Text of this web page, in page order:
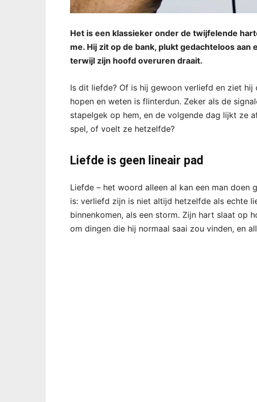
Het is een klassieker onder de twijfelende
me. Hij zit op de bank, plukt gedachteloos
terwijl zijn hoofd overuren draait.
Is dit liefde? Of is hij gewoon verliefd en ziet hij
hopen en weten is flinterdun. Zeker als de
stapelgek op hem, en de volgende dag lijkt ze
spel, of voelt ze hetzelfde?
Liefde is geen lineair pad
Liefde – het woord alleen al kan een man doen
is: verliefd zijn is niet altijd hetzelfde als echte
binnenkomen, als een storm. Zijn hart slaat op
om dingen die hij normaal saai zou vinden, en